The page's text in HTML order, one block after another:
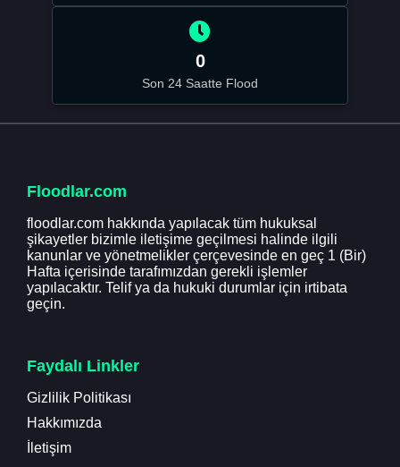
0
Son 24 Saatte Flood
Floodlar.com
floodlar.com hakkında yapılacak tüm hukuksal
şikayetler bizimle iletişime geçilmesi halinde ilgili
kanunlar ve yönetmelikler çerçevesinde en geç 1 (Bir)
Hafta içerisinde tarafımızdan gerekli işlemler
yapılacaktır. Telif ya da hukuki durumlar için irtibata
geçin.
Faydalı Linkler
Gizlilik Politikası
Hakkımızda
İletişim